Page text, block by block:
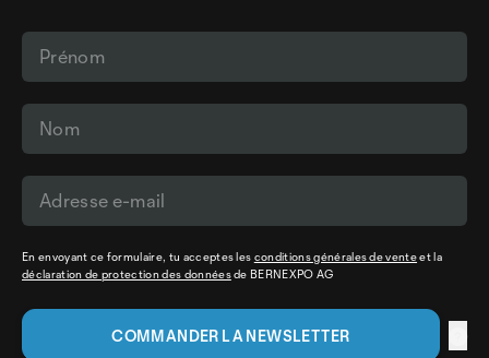
En envoyant ce formulaire, tu acceptes les conditions générales de venteet la
déclaration de protection des donnéesde BERNEXPO AG